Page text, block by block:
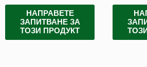
НАПРАВЕТЕ
ЗАПИТВАНЕ ЗА
ТОЗИ ПРОДУКТ